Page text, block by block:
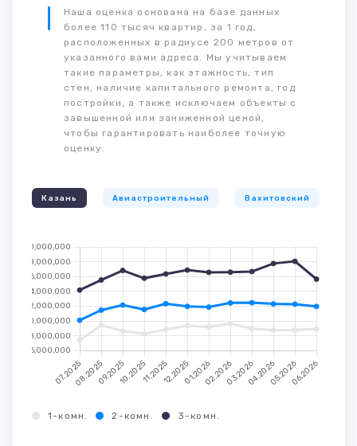
Наша оценка основана на базе данных
более 110 тысяч квартир, за 1 год,
расположенных в радиусе 200 метров от
указанного вами адреса. Мы учитываем
такие параметры, как этажность, тип
стен, наличие капитального ремонта, год
постройки, а также исключаем объекты с
завышенной или заниженной ценой,
чтобы гарантировать наиболее точную
оценку.
Казань Авиастроительный Вахитовский
1-комн. 2-комн. 3-комн.